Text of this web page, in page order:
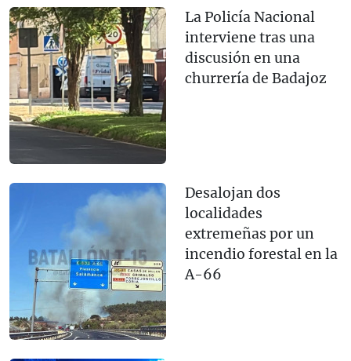
La Policía Nacional
interviene tras una
discusión en una
churrería de Badajoz
Desalojan dos
localidades
extremeñas por un
incendio forestal en la
A-66